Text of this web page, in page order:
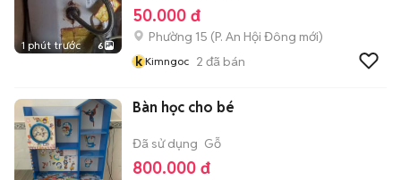
1 phút trước 6
50.000 đ
Phường 15 (P. An Hội Đông mới)
k Kimngoc 2 đã bán
Bàn học cho bé
Đã sử dụng Gỗ
800.000 đ